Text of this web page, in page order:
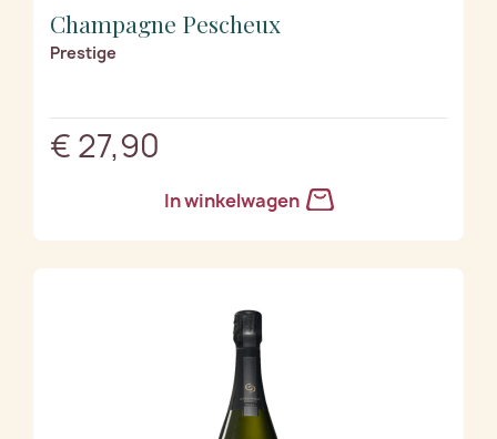
Champagne Pescheux
Prestige
€ 27,90
In winkelwagen